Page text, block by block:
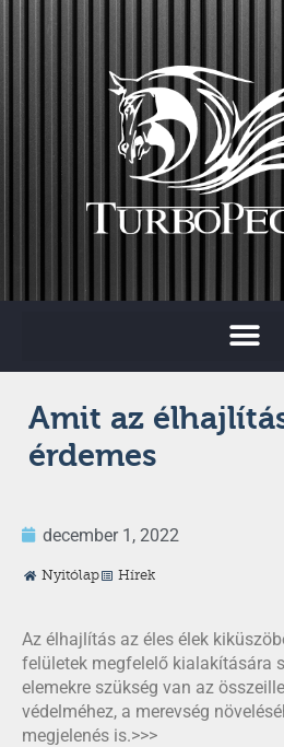
Amit az
érdemes
december 1, 2022
Nyitólap Hírek
Az élhajlítás az éles élek
felületek megfelelő kialakítására
elemekre szükség van az
védelméhez, a merevség
megjelenés is.>>>